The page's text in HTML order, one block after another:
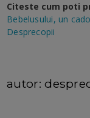
Citeste cum poti
Bebelusului, un
Desprecopii
autor: